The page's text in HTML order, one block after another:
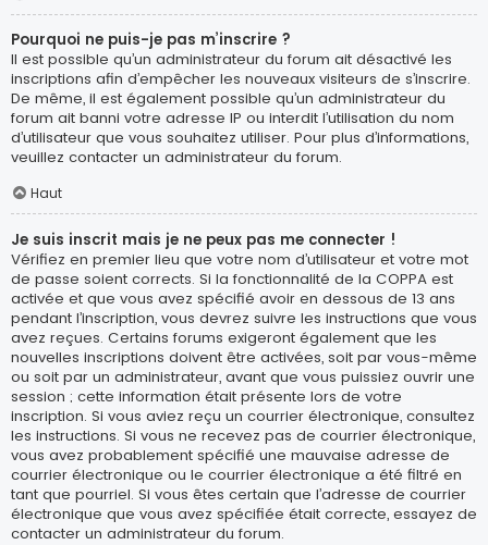
Pourquoi ne puis-je pas m’inscrire ?
Il est possible qu’un administrateur du forum ait désactivé les
inscriptions afin d’empêcher les nouveaux visiteurs de s’inscrire.
De même, il est également possible qu’un administrateur du
forum ait banni votre adresse IP ou interdit l’utilisation du nom
d’utilisateur que vous souhaitez utiliser. Pour plus d’informations,
veuillez contacter un administrateur du forum.
Haut
Je suis inscrit mais je ne peux pas me connecter !
Vérifiez en premier lieu que votre nom d’utilisateur et votre mot
de passe soient corrects. Si la fonctionnalité de la COPPA est
activée et que vous avez spécifié avoir en dessous de 13 ans
pendant l’inscription, vous devrez suivre les instructions que vous
avez reçues. Certains forums exigeront également que les
nouvelles inscriptions doivent être activées, soit par vous-même
ou soit par un administrateur, avant que vous puissiez ouvrir une
session ; cette information était présente lors de votre
inscription. Si vous aviez reçu un courrier électronique, consultez
les instructions. Si vous ne recevez pas de courrier électronique,
vous avez probablement spécifié une mauvaise adresse de
courrier électronique ou le courrier électronique a été filtré en
tant que pourriel. Si vous êtes certain que l’adresse de courrier
électronique que vous avez spécifiée était correcte, essayez de
contacter un administrateur du forum.